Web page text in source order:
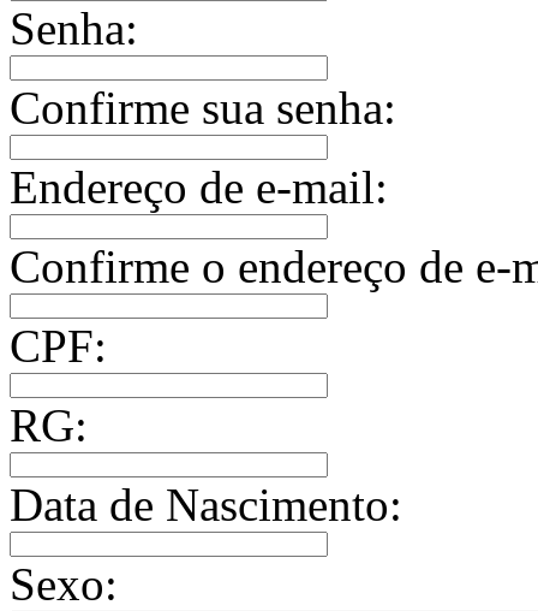
Senha:
Confirme sua senha:
Endereço de e-mail:
Confirme o endereço de e-
CPF:
RG:
Data de Nascimento:
Sexo: